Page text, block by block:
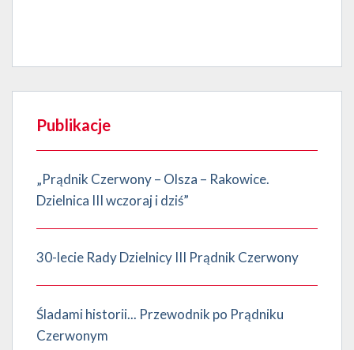
Publikacje
„Prądnik Czerwony – Olsza – Rakowice.
Dzielnica III wczoraj i dziś”
30-lecie Rady Dzielnicy III Prądnik Czerwony
Śladami historii... Przewodnik po Prądniku
Czerwonym